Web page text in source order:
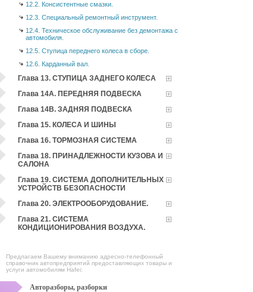
12.2. Консистентные смазки.
12.3. Специальный ремонтный инструмент.
12.4. Техническое обслуживание без демонтажа с
автомобиля.
12.5. Ступица переднего колеса в сборе.
12.6. Карданный вал.
Глава 13. СТУПИЦА ЗАДНЕГО КОЛЕСА
Глава 14А. ПЕРЕДНЯЯ ПОДВЕСКА
Глава 14В. ЗАДНЯЯ ПОДВЕСКА
Глава 15. КОЛЕСА И ШИНЫ
Глава 16. ТОРМОЗНАЯ СИСТЕМА
Глава 18. ПРИНАДЛЕЖНОСТИ КУЗОВА И
САЛОНА
Глава 19. СИСТЕМА ДОПОЛНИТЕЛЬНЫХ
УСТРОЙСТВ БЕЗОПАСНОСТИ
Глава 20. ЭЛЕКТРООБОРУДОВАНИЕ.
Глава 21. СИСТЕМА
КОНДИЦИОНИРОВАНИЯ ВОЗДУХА.
Предлагаем Вашему вниманию адресно-телефонный
справочник автопредприятий предоставляющих товары и
услуги автомобилям Hafei:
Авторазборы, разборки